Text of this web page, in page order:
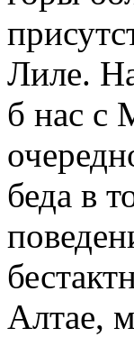
Лиле.
б нас с
беда в
Алтае,